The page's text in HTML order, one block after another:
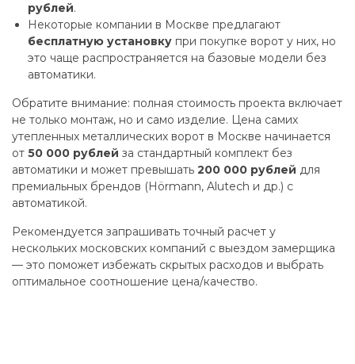
рублей.
Некоторые компании в Москве предлагают
бесплатную установку при покупке ворот у них, но
это чаще распространяется на базовые модели без
автоматики.
Обратите внимание: полная стоимость проекта включает
не только монтаж, но и само изделие. Цена самих
утепленных металлических ворот в Москве начинается
от 50 000 рублей за стандартный комплект без
автоматики и может превышать 200 000 рублей для
премиальных брендов (Hörmann, Alutech и др.) с
автоматикой.
Рекомендуется запрашивать точный расчет у
нескольких московских компаний с выездом замерщика
— это поможет избежать скрытых расходов и выбрать
оптимальное соотношение цена/качество.